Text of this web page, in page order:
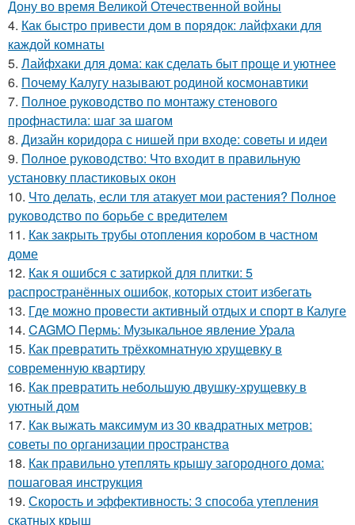
Дону во время Великой Отечественной войны
4. Как быстро привести дом в порядок: лайфхаки для
каждой комнаты
5. Лайфхаки для дома: как сделать быт проще и уютнее
6. Почему Калугу называют родиной космонавтики
7. Полное руководство по монтажу стенового
профнастила: шаг за шагом
8. Дизайн коридора с нишей при входе: советы и идеи
9. Полное руководство: Что входит в правильную
установку пластиковых окон
10. Что делать, если тля атакует мои растения? Полное
руководство по борьбе с вредителем
11. Как закрыть трубы отопления коробом в частном
доме
12. Как я ошибся с затиркой для плитки: 5
распространённых ошибок, которых стоит избегать
13. Где можно провести активный отдых и спорт в Калуге
14. CAGMO Пермь: Музыкальное явление Урала
15. Как превратить трёхкомнатную хрущевку в
современную квартиру
16. Как превратить небольшую двушку-хрущевку в
уютный дом
17. Как выжать максимум из 30 квадратных метров:
советы по организации пространства
18. Как правильно утеплять крышу загородного дома:
пошаговая инструкция
19. Скорость и эффективность: 3 способа утепления
скатных крыш